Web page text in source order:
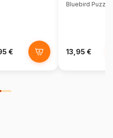
€
Bluebird Puzzle
13,95 €